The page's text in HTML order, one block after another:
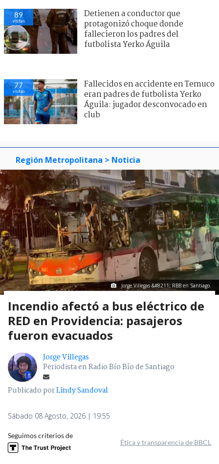
89
visitas
Detienen a conductor que
protagonizó choque donde
fallecieron los padres del
futbolista Yerko Águila
77
visitas
Fallecidos en accidente en Temuco
eran padres de futbolista Yerko
Águila: jugador desconvocado en
club
Región Metropolitana > Noticia
Jorge Villegas &#8211; RBB en Santiago.
Incendio afectó a bus eléctrico de
RED en Providencia: pasajeros
fueron evacuados
Jorge Villegas
Periodista en Radio Bío Bío de Santiago
Publicado porLindy Sandoval
Sábado 08 Agosto, 2026 | 19:55
Seguimos criterios de
Ética y transparencia de BBCL